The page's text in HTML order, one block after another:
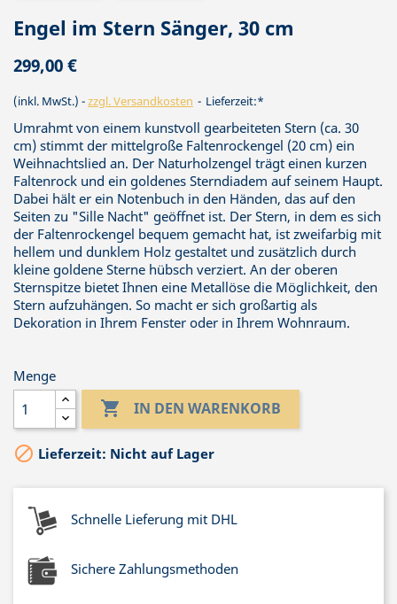
Engel im Stern Sänger, 30 cm
299,00 €
(inkl. MwSt.) zzgl. Versandkosten Lieferzeit:*
Umrahmt von einem kunstvoll gearbeiteten Stern (ca. 30
cm) stimmt der mittelgroße Faltenrockengel (20 cm) ein
Weihnachtslied an. Der Naturholzengel trägt einen kurzen
Faltenrock und ein goldenes Sterndiadem auf seinem Haupt.
Dabei hält er ein Notenbuch in den Händen, das auf den
Seiten zu "Sille Nacht" geöffnet ist. Der Stern, in dem es sich
der Faltenrockengel bequem gemacht hat, ist zweifarbig mit
hellem und dunklem Holz gestaltet und zusätzlich durch
kleine goldene Sterne hübsch verziert. An der oberen
Sternspitze bietet Ihnen eine Metallöse die Möglichkeit, den
Stern aufzuhängen. So macht er sich großartig als
Dekoration in Ihrem Fenster oder in Ihrem Wohnraum.
Menge
 IN DEN WARENKORB
 Lieferzeit: Nicht auf Lager
Schnelle Lieferung mit DHL
Sichere Zahlungsmethoden